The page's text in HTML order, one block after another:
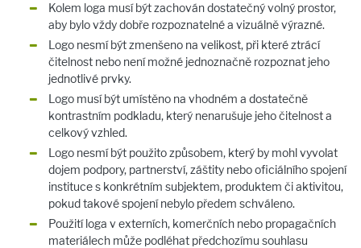
Kolem loga musí být zachován dostatečný volný prostor,
aby bylo vždy dobře rozpoznatelné a vizuálně výrazné.
Logo nesmí být zmenšeno na velikost, při které ztrácí
čitelnost nebo není možné jednoznačně rozpoznat jeho
jednotlivé prvky.
Logo musí být umístěno na vhodném a dostatečně
kontrastním podkladu, který nenarušuje jeho čitelnost a
celkový vzhled.
Logo nesmí být použito způsobem, který by mohl vyvolat
dojem podpory, partnerství, záštity nebo oficiálního spojení
instituce s konkrétním subjektem, produktem či aktivitou,
pokud takové spojení nebylo předem schváleno.
Použití loga v externích, komerčních nebo propagačních
materiálech může podléhat předchozímu souhlasu